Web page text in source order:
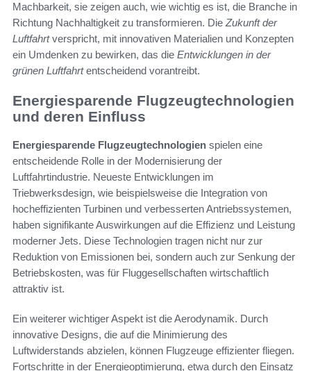
Machbarkeit, sie zeigen auch, wie wichtig es ist, die Branche in
Richtung Nachhaltigkeit zu transformieren. Die Zukunft der
Luftfahrtverspricht, mit innovativen Materialien und Konzepten
ein Umdenken zu bewirken, das die Entwicklungen in der
grünen Luftfahrtentscheidend vorantreibt.
Energiesparende Flugzeugtechnologien
und deren Einfluss
Energiesparende Flugzeugtechnologien spielen eine
entscheidende Rolle in der Modernisierung der
Luftfahrtindustrie. Neueste Entwicklungen im
Triebwerksdesign, wie beispielsweise die Integration von
hocheffizienten Turbinen und verbesserten Antriebssystemen,
haben signifikante Auswirkungen auf die Effizienz und Leistung
moderner Jets. Diese Technologien tragen nicht nur zur
Reduktion von Emissionen bei, sondern auch zur Senkung der
Betriebskosten, was für Fluggesellschaften wirtschaftlich
attraktiv ist.
Ein weiterer wichtiger Aspekt ist die Aerodynamik. Durch
innovative Designs, die auf die Minimierung des
Luftwiderstands abzielen, können Flugzeuge effizienter fliegen.
Fortschritte in der Energieoptimierung, etwa durch den Einsatz